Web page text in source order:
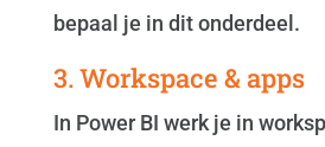
bepaal je in dit onderdeel.
3. Workspace & apps
In Power BI werk je in